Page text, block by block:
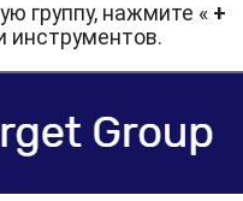
группу, нажмите « +
инструментов.